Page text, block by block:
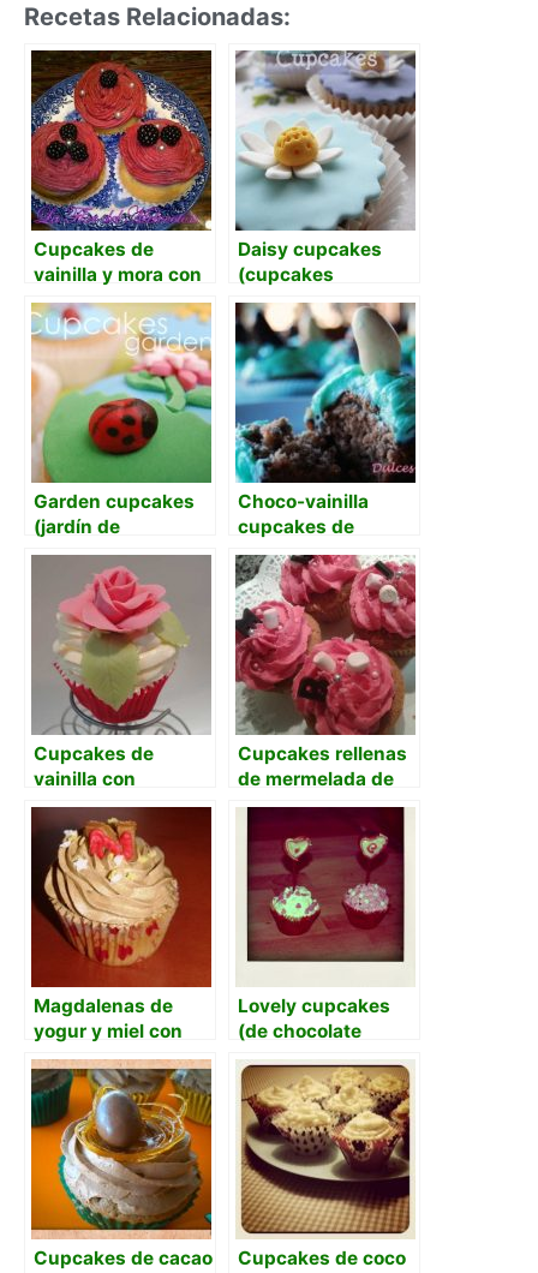
Recetas Relacionadas:
Cupcakes de
vainilla y mora con
buttercream de
mora
Daisy cupcakes
(cupcakes
margarita)
Garden cupcakes
(jardín de
cupcakes)
Choco-vainilla
cupcakes de
pascua
Cupcakes de
vainilla con
merengue suizo
Cupcakes rellenas
de mermelada de
arándanos con
buttercream al
aroma de
frambuesa
Magdalenas de
yogur y miel con
buttercream de
vainilla
Lovely cupcakes
(de chocolate
blanco y crema de
queso)
Cupcakes de cacao
Cupcakes de coco